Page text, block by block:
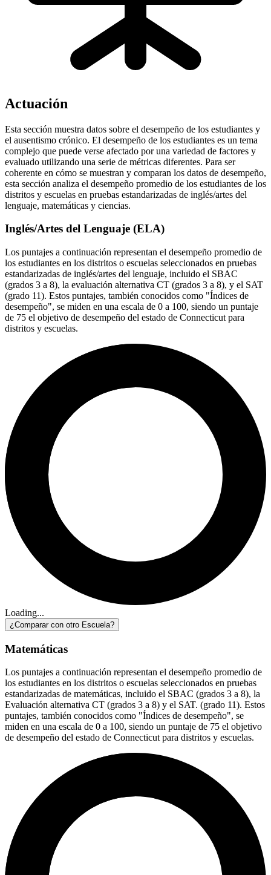
Actuación
Esta sección muestra datos sobre el desempeño de los estudiantes y
el ausentismo crónico. El desempeño de los estudiantes es un tema
complejo que puede verse afectado por una variedad de factores y
evaluado utilizando una serie de métricas diferentes. Para ser
coherente en cómo se muestran y comparan los datos de desempeño,
esta sección analiza el desempeño promedio de los estudiantes de los
distritos y escuelas en pruebas estandarizadas de inglés/artes del
lenguaje, matemáticas y ciencias.
Inglés/Artes del Lenguaje (ELA)
Los puntajes a continuación representan el desempeño promedio de
los estudiantes en los distritos o escuelas seleccionados en pruebas
estandarizadas de inglés/artes del lenguaje, incluido el SBAC
(grados 3 a 8), la evaluación alternativa CT (grados 3 a 8), y el SAT
(grado 11). Estos puntajes, también conocidos como "Índices de
desempeño", se miden en una escala de 0 a 100, siendo un puntaje
de 75 el objetivo de desempeño del estado de Connecticut para
distritos y escuelas.
Loading...
¿Comparar con otro Escuela?
Matemáticas
Los puntajes a continuación representan el desempeño promedio de
los estudiantes en los distritos o escuelas seleccionados en pruebas
estandarizadas de matemáticas, incluido el SBAC (grados 3 a 8), la
Evaluación alternativa CT (grados 3 a 8) y el SAT. (grado 11). Estos
puntajes, también conocidos como "Índices de desempeño", se
miden en una escala de 0 a 100, siendo un puntaje de 75 el objetivo
de desempeño del estado de Connecticut para distritos y escuelas.